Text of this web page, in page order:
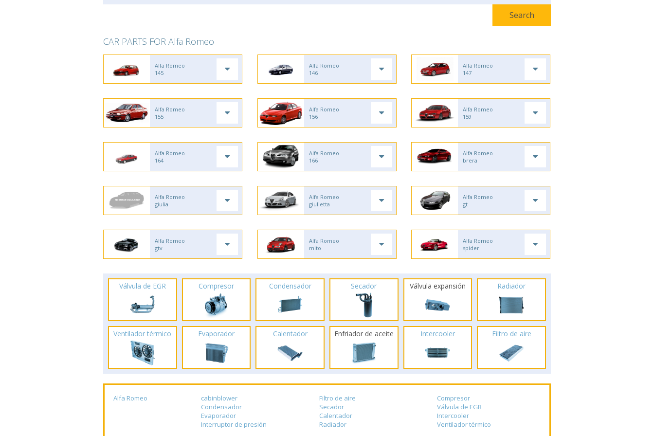
CAR PARTS FOR Alfa Romeo
Alfa Romeo
145
Alfa Romeo
146
Alfa Romeo
147
Alfa Romeo
155
Alfa Romeo
156
Alfa Romeo
159
Alfa Romeo
164
Alfa Romeo
166
Alfa Romeo
brera
Alfa Romeo
giulia
Alfa Romeo
giulietta
Alfa Romeo
gt
Alfa Romeo
gtv
Alfa Romeo
mito
Alfa Romeo
spider
Válvula de EGR Compresor Condensador Secador Válvula expansión Radiador
Ventilador térmico Evaporador Calentador Enfriador de aceite Intercooler Filtro de aire
Alfa Romeo cabinblower Filtro de aire
Compresor
Condensador
Secador
Válvula de EGR
Evaporador
Calentador
Intercooler
Interruptor de presión
Radiador Ventilador térmico